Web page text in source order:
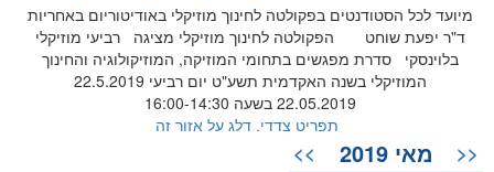
מיועד לכל הסטודנטים בפקולטה לחינוך מוזיקלי באודיטוריום באחריות
ד"ר יפעת שוחט הפקולטה לחינוך מוזיקלי מציגה רביעי מוזיקלי
בלוינסקי סדרת מפגשים בתחומי המוזיקה, המוזיקולוגיה והחינוך
המוזיקלי בשנה האקדמית תשע"ט יום רביעי 22.5.2019
22.05.2019 בשעה 16:00-14:30
תפריט צדדי. דלג על אזור זה
<< מאי 2019 >>